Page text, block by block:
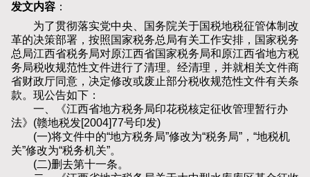
发文内容 ：
为了贯彻落实党中央、国务院关于国税地税征管体制改
革的决策部署，按照国家税务总局有关工作安排，国家税务
总局江西省税务局对原江西省国家税务局和原江西省地方税
务局税收规范性文件进行了清理。经清理，并就相关文件商
省财政厅同意，决定修改或废止部分税收规范性文件有关条
款。现公告如下：
一、《江西省地方税务局印花税核定征收管理暂行办
法》(赣地税发[2004]77号印发)
(一)将文件中的“地方税务局”修改为“税务局”，“地税机
关”修改为“税务机关”。
(二)删去第十一条。